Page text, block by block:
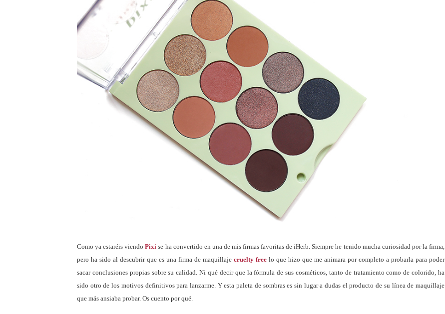
Como ya estaréis viendoPixi se ha convertido en una de mis firmas favoritas de iHerb. Siempre he tenido mucha curiosidad por la firma,
pero ha sido al descubrir que es una firma de maquillaje cruelty free lo que hizo que me animara por completo a probarla para poder
sacar conclusiones propias sobre su calidad. Ni qué decir que la fórmula de sus cosméticos, tanto de tratamiento como de colorido, ha
sido otro de los motivos definitivos para lanzarme. Y esta paleta de sombras es sin lugar a dudas el producto de su línea de maquillaje
que más ansiaba probar. Os cuento por qué.